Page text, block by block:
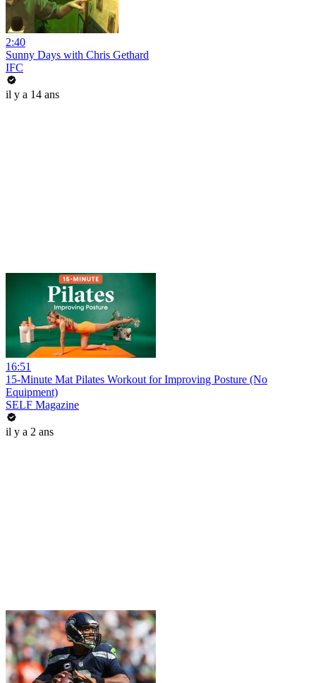
2:40
Sunny Days with Chris Gethard
IFC
il y a 14 ans
16:51
15-Minute Mat Pilates Workout for Improving Posture (No
Equipment)
SELF Magazine
il y a 2 ans